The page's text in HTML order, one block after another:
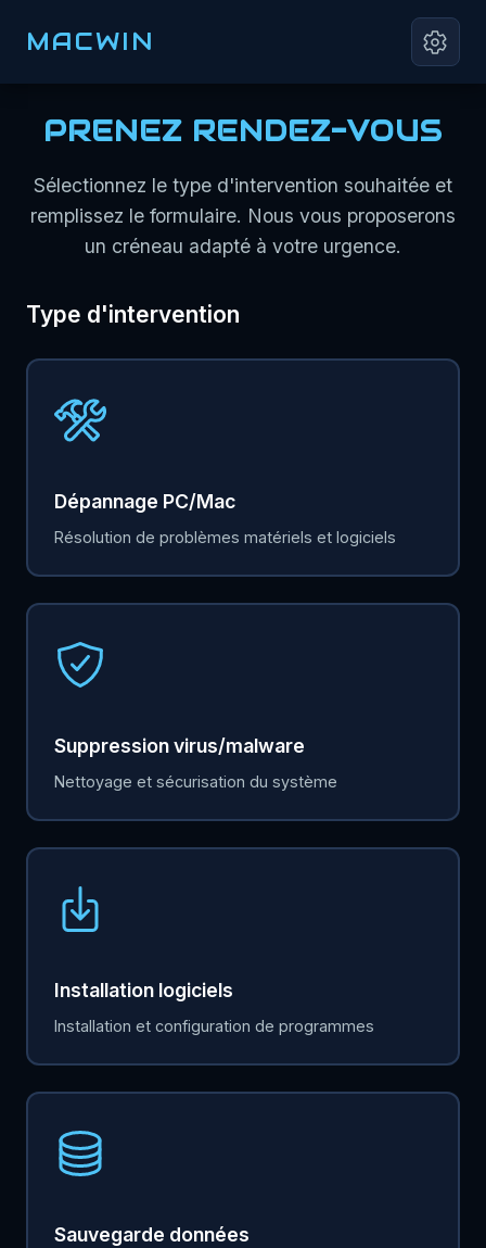
MACWIN
PRENEZ RENDEZ-VOUS
Sélectionnez le type d'intervention souhaitée et
remplissez le formulaire. Nous vous proposerons
un créneau adapté à votre urgence.
Type d'intervention
Dépannage PC/Mac
Résolution de problèmes matériels et logiciels
Suppression virus/malware
Nettoyage et sécurisation du système
Installation logiciels
Installation et configuration de programmes
Sauvegarde données